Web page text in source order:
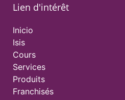
Lien d'intérêt
Inicio
Isis
Cours
Services
Produits
Franchisés